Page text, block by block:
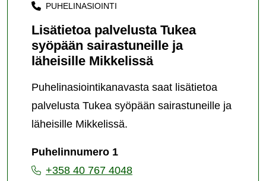
PUHELINASIOINTI
Lisätietoa palvelusta Tukea
syöpään sairastuneille ja
läheisille Mikkelissä
Puhelinasiointikanavasta saat lisätietoa
palvelusta Tukea syöpään sairastuneille ja
läheisille Mikkelissä.
Puhelinnumero 1
+358 40 767 4048